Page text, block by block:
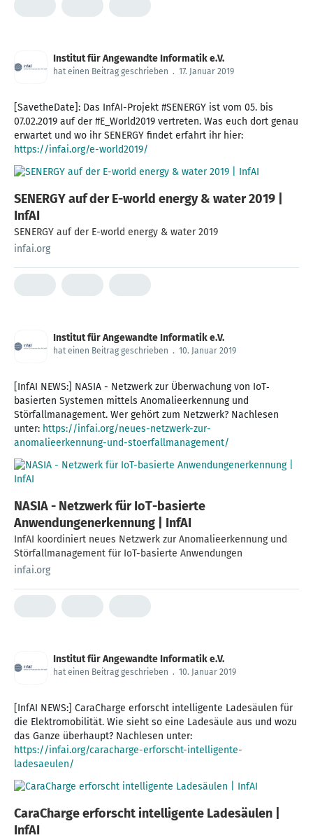
Institut für Angewandte Informatik e.V.
hat einen Beitrag geschrieben . 17. Januar 2019
[SavetheDate]: Das InfAI-Projekt #SENERGY ist vom 05. bis
07.02.2019 auf der #E_World2019 vertreten. Was euch dort genau
erwartet und wo ihr SENERGY findet erfahrt ihr hier:
https://infai.org/e-world2019/
SENERGY auf der E-world energy & water 2019 |
InfAI
SENERGY auf der E-world energy & water 2019
infai.org
Institut für Angewandte Informatik e.V.
hat einen Beitrag geschrieben . 10. Januar 2019
[InfAI NEWS:] NASIA - Netzwerk zur Überwachung von IoT‐
basierten Systemen mittels Anomalieerkennung und
Störfallmanagement. Wer gehört zum Netzwerk? Nachlesen
unter: https://infai.org/neues-netzwerk-zur-
anomalieerkennung-und-stoerfallmanagement/
NASIA - Netzwerk für IoT-basierte
Anwendungenerkennung | InfAI
InfAI koordiniert neues Netzwerk zur Anomalieerkennung und
Störfallmanagement für IoT-basierte Anwendungen
infai.org
Institut für Angewandte Informatik e.V.
hat einen Beitrag geschrieben . 10. Januar 2019
[InfAI NEWS:] CaraCharge erforscht intelligente Ladesäulen für
die Elektromobilität. Wie sieht so eine Ladesäule aus und wozu
https://infai.org/caracharge-erforscht-intelligente-
ladesaeulen/
CaraCharge erforscht intelligente Ladesäulen |
InfAI